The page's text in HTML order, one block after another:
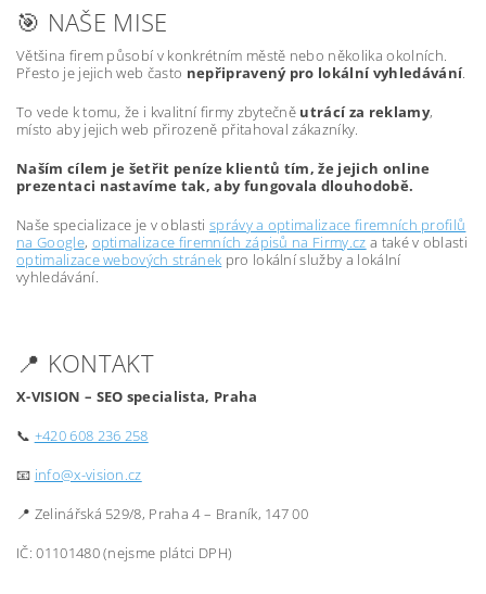
🎯 NAŠE MISE
Většina firem působí v konkrétním městě nebo několika okolních.
Přesto je jejich web často nepřipravený pro lokální vyhledávání.
To vede k tomu, že i kvalitní firmy zbytečně utrácí za reklamy,
místo aby jejich web přirozeně přitahoval zákazníky.
Naším cílem je šetřit peníze klientů tím, že jejich online
prezentaci nastavíme tak, aby fungovala dlouhodobě.
Naše specializace je v oblasti správy a optimalizace firemních profilů
na Google, optimalizace firemních zápisů na Firmy.cz a také v oblasti
optimalizace webových stránek pro lokální služby a lokální
vyhledávání.
📍 KONTAKT
X-VISION – SEO specialista, Praha
📞 +420 608 236 258
📧 info@x-vision.cz
📍 Zelinářská 529/8, Praha 4 – Braník, 147 00
IČ: 01101480 (nejsme plátci DPH)